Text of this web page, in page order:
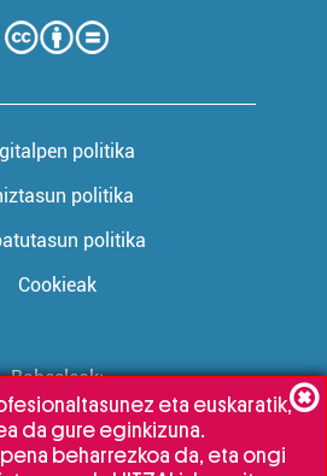
politika
politika
politika
Cookieak
Babesleak:
eta euskaratik,
da gure eginkizuna.
beharrezkoa da, eta ongi